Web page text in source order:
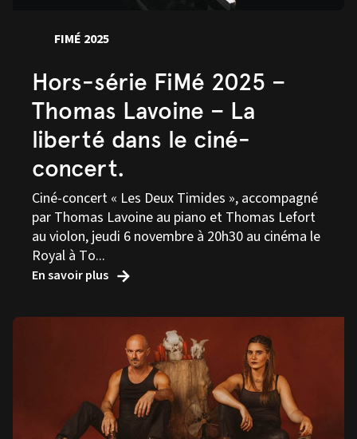
FIMÉ 2025
Hors-série FiMé 2025 –
Thomas Lavoine – La
liberté dans le ciné-
concert.
Ciné-concert « Les Deux Timides », accompagné
par Thomas Lavoine au piano et Thomas Lefort
au violon, jeudi 6 novembre à 20h30 au cinéma le
Royal à To...
En savoir plus